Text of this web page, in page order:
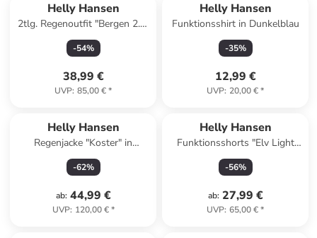
Helly Hansen
2tlg. Regenoutfit "Bergen 2.0"
in Beige
-54%
38,99 €
UVP: 85,00 €*
Helly Hansen
Funktionsshirt in Dunkelblau
-35%
12,99 €
UVP: 20,00 €*
Helly Hansen
Regenjacke "Koster" in
Dunkelblau
-62%
ab: 44,99 €
UVP: 120,00 €*
Helly Hansen
Funktionsshorts "Elv Light
Tur" in Hellblau
-56%
ab: 27,99 €
UVP: 65,00 €*